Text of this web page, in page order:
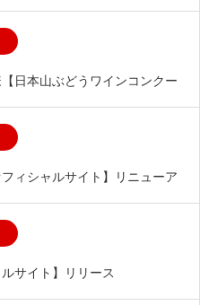
日本山ぶどうワインコンクー
ィシャルサイト】リニューア
サイト】リリース